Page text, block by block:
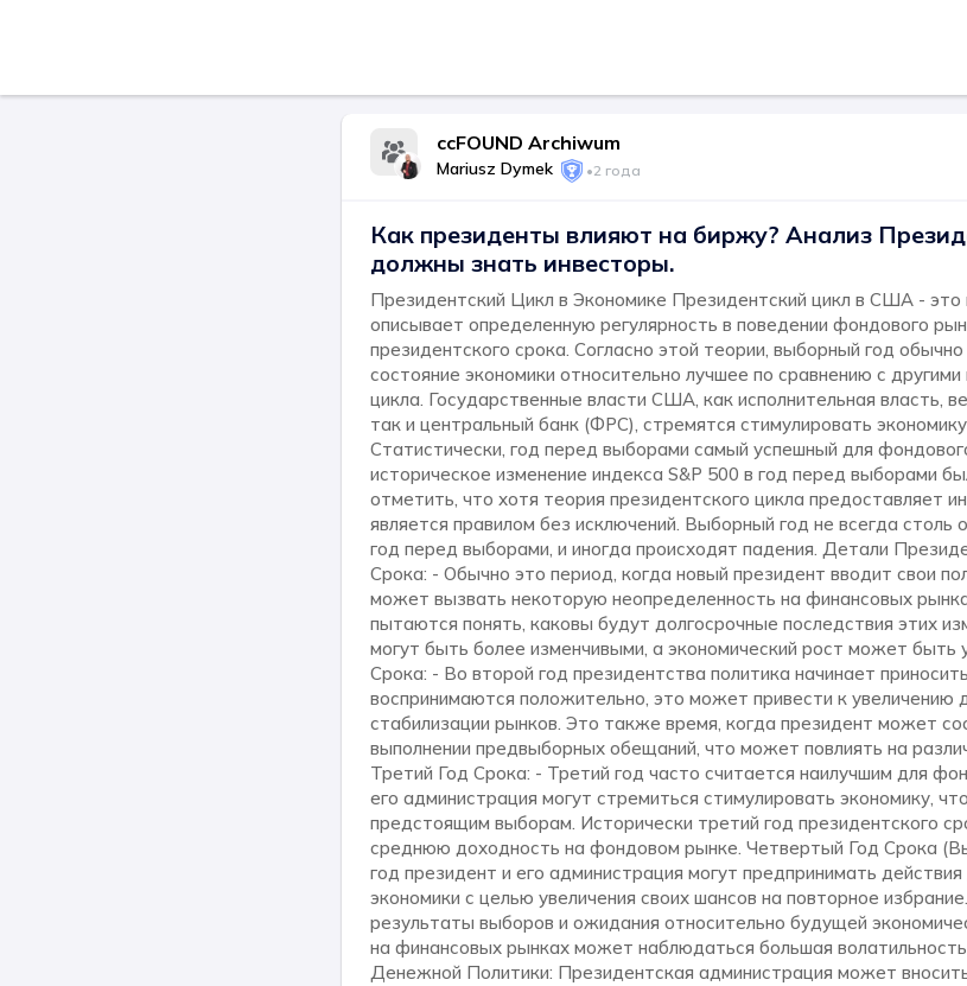
ccFOUND Archiwum
Mariusz Dymek •2 года
Как президенты влияют на биржу? Анализ
должны знать инвесторы.
Президентский Цикл в Экономике Президентский цикл в США - это
описывает определенную регулярность в поведении фондового
президентского срока. Согласно этой теории, выборный год
состояние экономики относительно лучшее по сравнению с
цикла. Государственные власти США, как исполнительная власть,
так и центральный банк (ФРС), стремятся стимулировать
Статистически, год перед выборами самый успешный для
историческое изменение индекса S&P 500 в год перед выборами
отметить, что хотя теория президентского цикла предоставляет
является правилом без исключений. Выборный год не всегда столь
год перед выборами, и иногда происходят падения. Детали
Срока: - Обычно это период, когда новый президент вводит свои
может вызвать некоторую неопределенность на финансовых
пытаются понять, каковы будут долгосрочные последствия этих
могут быть более изменчивыми, а экономический рост может быть
Срока: - Во второй год президентства политика начинает
воспринимаются положительно, это может привести к увеличению
стабилизации рынков. Это также время, когда президент может
выполнении предвыборных обещаний, что может повлиять на
Третий Год Срока: - Третий год часто считается наилучшим для
его администрация могут стремиться стимулировать экономику,
предстоящим выборам. Исторически третий год президентского
среднюю доходность на фондовом рынке. Четвертый Год Срока
год президент и его администрация могут предпринимать
экономики с целью увеличения своих шансов на повторное
результаты выборов и ожидания относительно будущей
на финансовых рынках может наблюдаться большая
Денежной Политики: Президентская администрация может вносить